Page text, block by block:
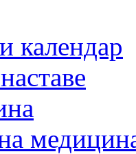
календар